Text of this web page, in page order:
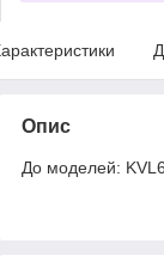
Опис
До моделей: